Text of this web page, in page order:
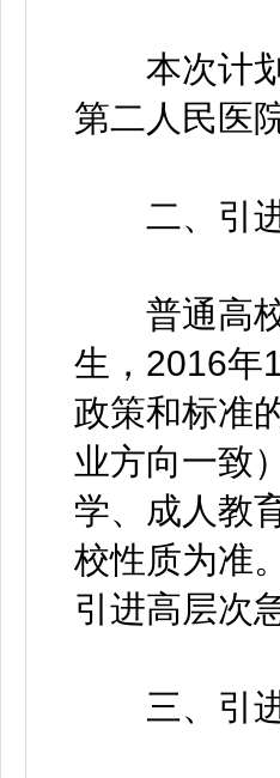
本次计划
第二人民医
二、引进
普通高校
生，2016年
政策和标准
业方向一致
学、成人教
校性质为准
引进高层次
三、引